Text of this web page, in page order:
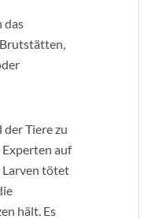
das
der Tiere zu
auf
Larven tötet
hält. Es